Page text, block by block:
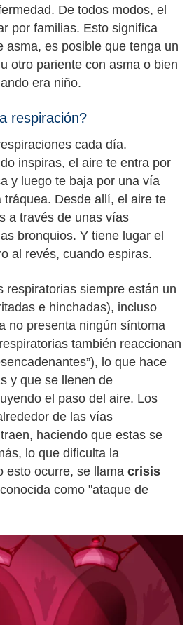
De todos modos, el
por familias. Esto significa
asma, es posible que tenga un
otro pariente con asma o bien
era niño.
respiración?
cada día.
inspiras, el aire te entra por
y luego te baja por una vía
tráquea. Desde allí, el aire te
a través de unas vías
bronquios. Y tiene lugar el
al revés, cuando espiras.
respiratorias siempre están un
e hinchadas), incluso
no presenta ningún síntoma
también reaccionan
lo que hace
y que se llenen de
el paso del aire. Los
de las vías
haciendo que estas se
lo que dificulta la
esto ocurre, se llama crisis
como "ataque de